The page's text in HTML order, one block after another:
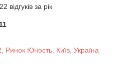
відгуків за рік
Ринок Юность, Київ, Україна